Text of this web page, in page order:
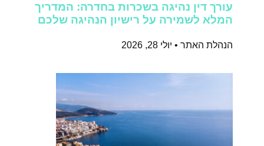
עורך דין נהיגה בשכרות בחדרה: המדריך
המלא לשמירה על רישיון הנהיגה שלכם
הנהלת האתר יולי 28, 2026